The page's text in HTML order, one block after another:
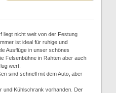
liegt nicht weit von der Festung
ist ideal für ruhige und
Ausflüge in unser schönes
Felsenbühne in Rahten aber auch
wert.
sind schnell mit dem Auto, aber
und Kühlschrank vorhanden. Der